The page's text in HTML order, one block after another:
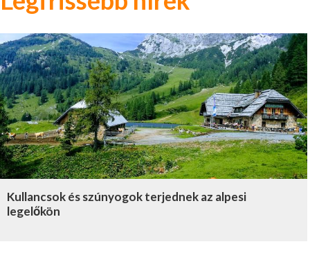
Kullancsok és szúnyogok terjednek az alpesi
legelőkön